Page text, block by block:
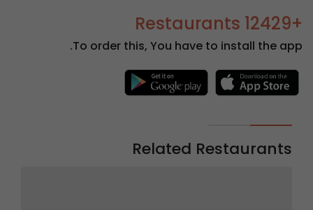
+12429 Restaurants
To order this, You have to install the app.
Related Restaurants